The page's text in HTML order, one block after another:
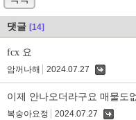
댓글 [14]
fcx 요
암꺼나해 2024.07.27
이제 안나오더라구요 매물도
복숭아요정 2024.07.27